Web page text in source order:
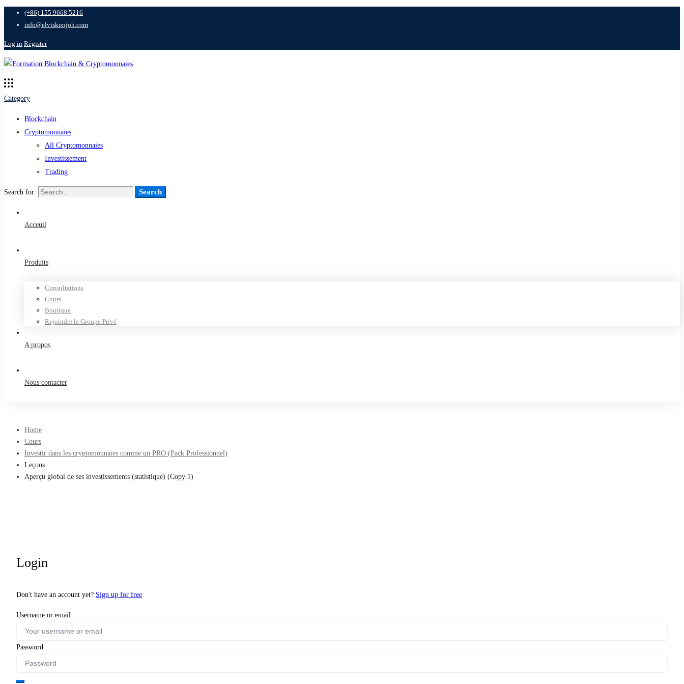
(+86) 155 9668 5216
info@elviskonjoh.com
Log in Register
Category
Blockchain
Cryptomonnaies
All Cryptomonnaies
Investissement
Trading
Search for: Search
Acceuil
Produits
Consultations
Cours
Boutique
Rejoindre le Groupe Privé
A propos
Nous contacter
Home
Cours
Investir dans les cryptomonnaies comme un PRO (Pack Professionnel)
Leçons
Aperçu global de ses investissements (statistique) (Copy 1)
Login
Don't have an account yet? Sign up for free
Username or email
Password